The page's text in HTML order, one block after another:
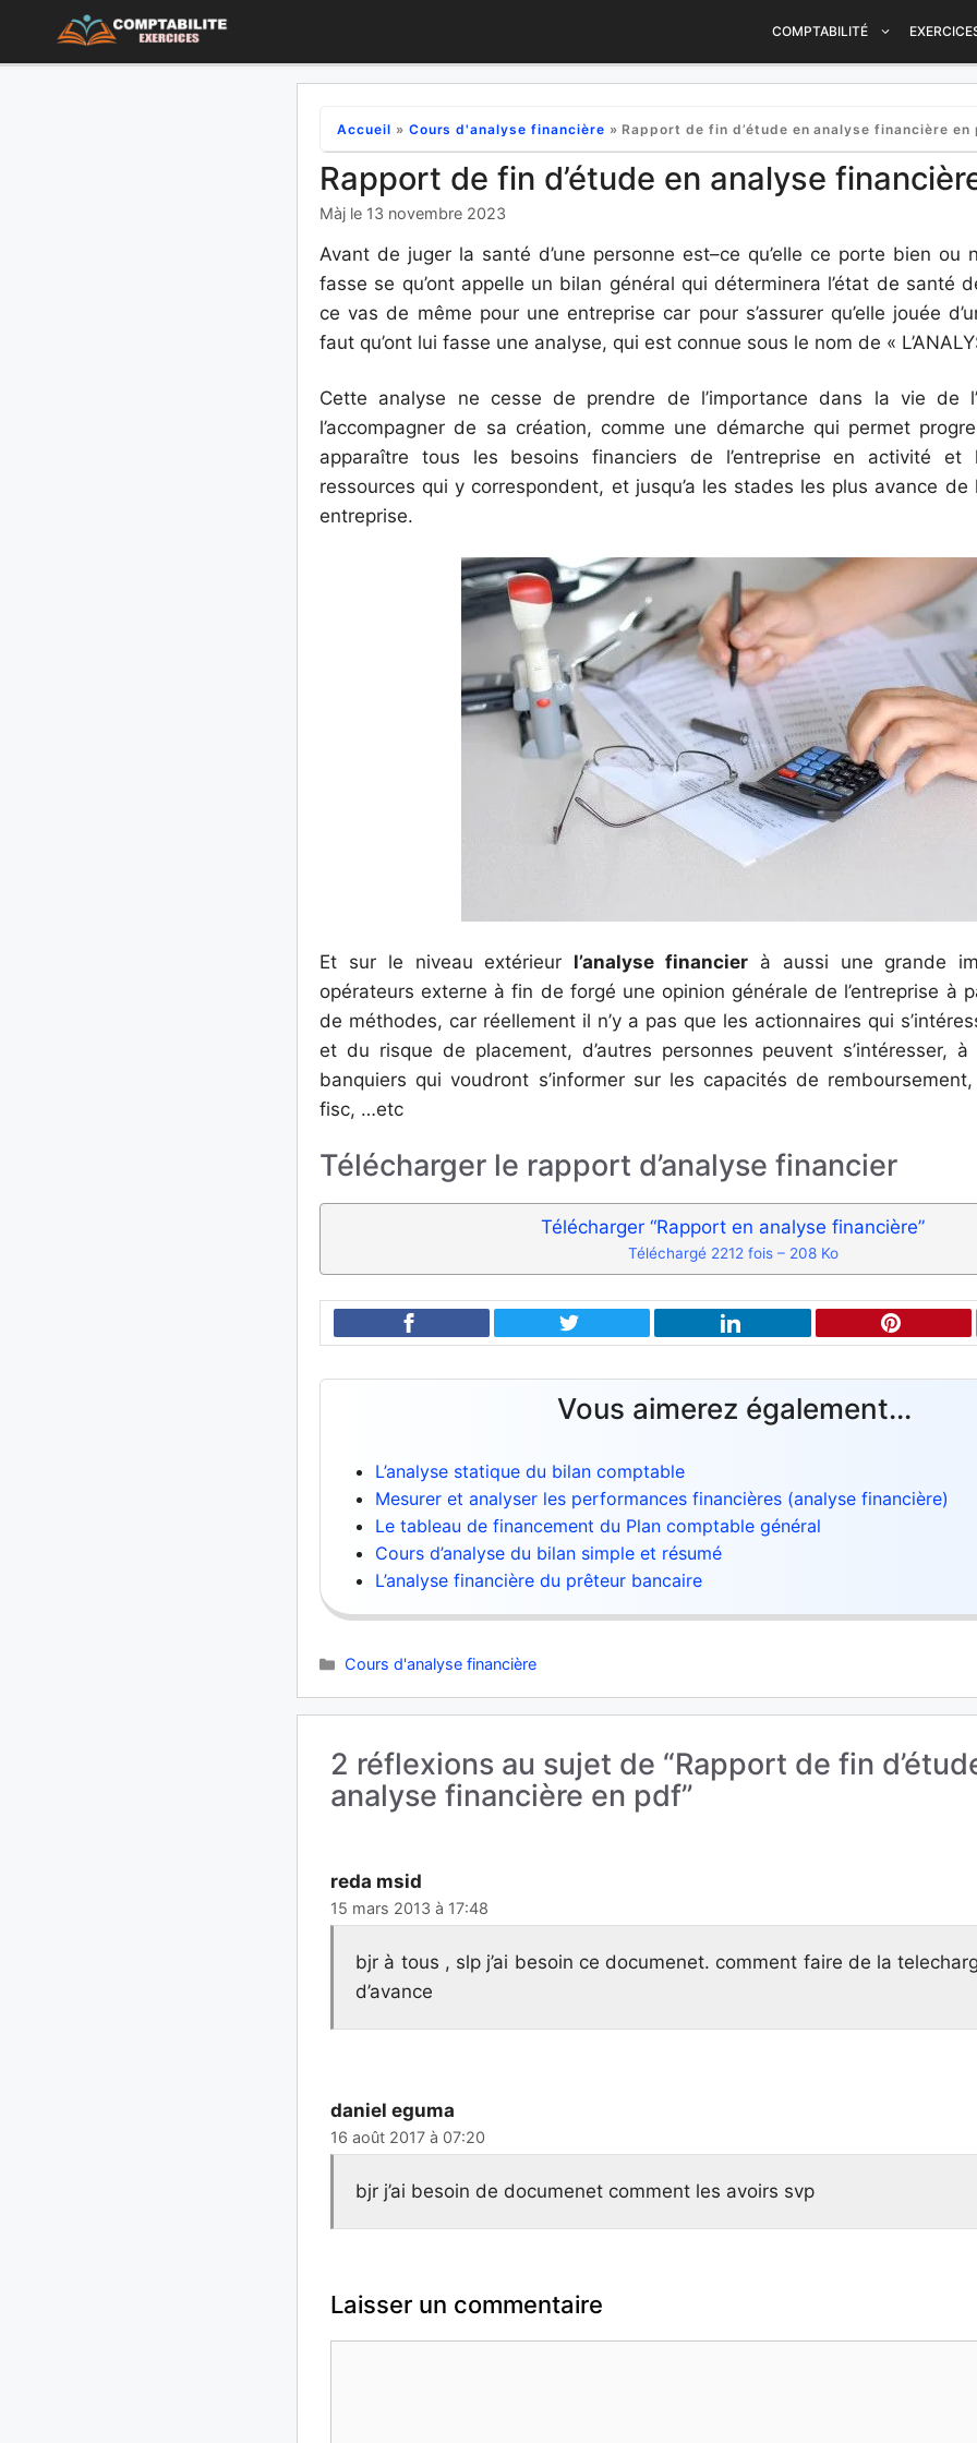
contenu
COMPTABILITÉ
Accueil » Cours d'analyse financière » Rapport de fin d’étude en analyse financière en
Rapport de fin d’étude en analyse
Màj le 13 novembre 2023
Avant de juger la santé d’une personne est–ce qu’elle ce porte bien ou
fasse se qu’ont appelle un bilan général qui déterminera l’état de santé
ce vas de même pour une entreprise car pour s’assurer qu’elle jouée
faut qu’ont lui fasse une analyse, qui est connue sous le nom de «
Cette analyse ne cesse de prendre de l’importance dans la vie de
l’accompagner de sa création, comme une démarche qui permet
apparaître tous les besoins financiers de l’entreprise en activité et
ressources qui y correspondent, et jusqu’a les stades les plus avance de
entreprise.
Et sur le niveau extérieur l’analyse financier à aussi une grande
opérateurs externe à fin de forgé une opinion générale de l’entreprise à
de méthodes, car réellement il n’y a pas que les actionnaires qui
et du risque de placement, d’autres personnes peuvent s’intéresser, à
banquiers qui voudront s’informer sur les capacités de
fisc, …etc
Télécharger le rapport d’analyse financier
Télécharger “Rapport en analyse financière”
Téléchargé 2212 fois – 208 Ko
Vous aimerez également...
L’analyse statique du bilan comptable
Mesurer et analyser les performances financières (analyse financière)
Le tableau de financement du Plan comptable général
Cours d’analyse du bilan simple et résumé
L’analyse financière du prêteur bancaire
Catégories
Cours d'analyse financière
2 réflexions au sujet de “Rapport de fin
analyse financière en pdf”
reda msid
15 mars 2013 à 17:48
bjr à tous , slp j’ai besoin ce documenet. comment faire de la
d’avance
daniel eguma
16 août 2017 à 07:20
bjr j’ai besoin de documenet comment les avoirs svp
Laisser un commentaire